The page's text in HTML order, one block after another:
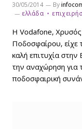
30/05/2014 By
ελλάδα
Η Vodafone,
Ποδοσφαίρου, είχε
καλή επιτυχία
την αναχώρηση για
ποδοσφαιρική